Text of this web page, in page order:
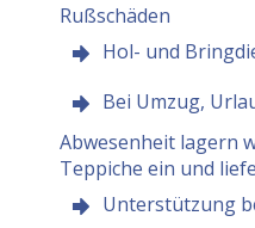
Rußschäden
Hol- und
Bei Umzug,
Abwesenheit lagern
Teppiche ein und
Unterstützung